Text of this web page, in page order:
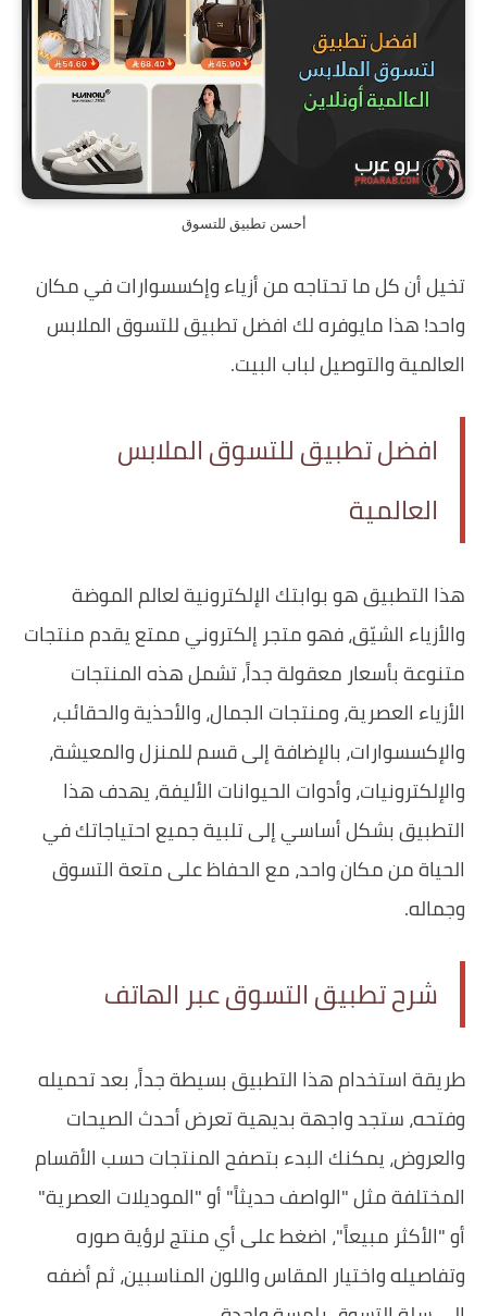
أحسن تطبيق للتسوق
تخيل أن كل ما تحتاجه من أزياء وإكسسوارات في مكان
واحد! هذا مايوفره لك افضل تطبيق للتسوق الملابس
العالمية والتوصيل لباب البيت.
افضل تطبيق للتسوق الملابس
العالمية
هذا التطبيق هو بوابتك الإلكترونية لعالم الموضة
والأزياء الشيّق، فهو متجر إلكتروني ممتع يقدم منتجات
متنوعة بأسعار معقولة جداً، تشمل هذه المنتجات
الأزياء العصرية، ومنتجات الجمال، والأحذية والحقائب،
والإكسسوارات، بالإضافة إلى قسم للمنزل والمعيشة،
والإلكترونيات، وأدوات الحيوانات الأليفة، يهدف هذا
التطبيق بشكل أساسي إلى تلبية جميع احتياجاتك في
الحياة من مكان واحد، مع الحفاظ على متعة التسوق
وجماله.
شرح تطبيق التسوق عبر الهاتف
طريقة استخدام هذا التطبيق بسيطة جداً، بعد تحميله
وفتحه، ستجد واجهة بديهية تعرض أحدث الصيحات
والعروض، يمكنك البدء بتصفح المنتجات حسب الأقسام
المختلفة مثل "الواصف حديثاً" أو "الموديلات العصرية"
أو "الأكثر مبيعاً"، اضغط على أي منتج لرؤية صوره
وتفاصيله واختيار المقاس واللون المناسبين، ثم أضفه